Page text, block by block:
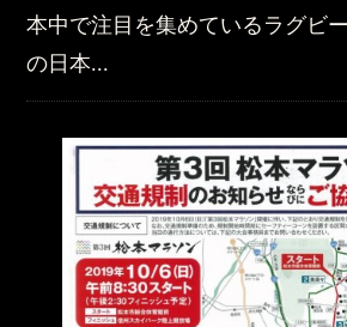
本中で注目を集めているラグビ
の日本...